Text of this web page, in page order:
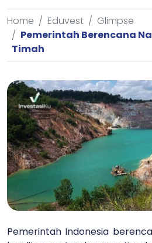
Home Eduvest
Glimpse
Pemerintah Berencana
Timah
Pemerintah Indonesia